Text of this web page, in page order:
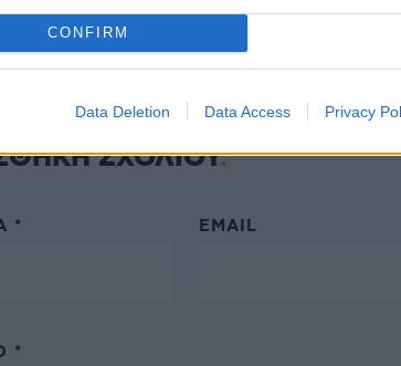
CONFIRM
Data Deletion Data Access Privacy
στη basket league?
ΣΧΟΛΙΟΥ
* EMAIL
*